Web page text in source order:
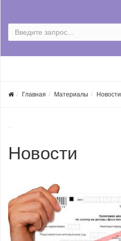
Главная Материалы Новости
Новости